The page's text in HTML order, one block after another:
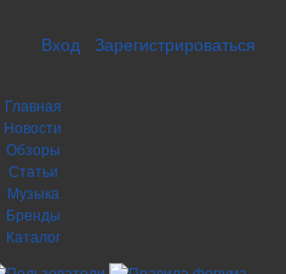
Вход Зарегистрироваться
Главная
Новости
Обзоры
Статьи
Музыка
Бренды
Каталог